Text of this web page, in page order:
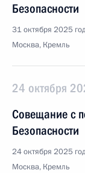
Безопасности
31 октября 2025
Москва, Кремль
24 октября
Совещание с
Безопасности
24 октября 2025
Москва, Кремль